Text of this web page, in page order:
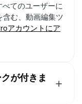
てのユーザーに
む、動画編集ツ
アカウントにア
が付きま